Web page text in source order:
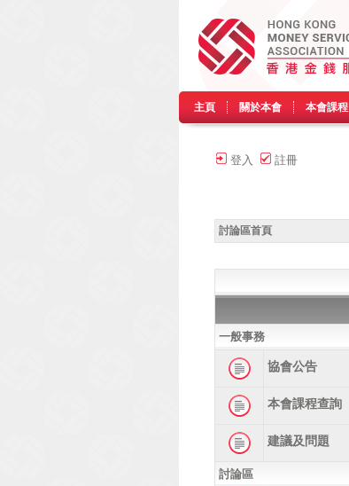
主頁 關於本會 本會課程
登入 註冊
討論區首頁
一般事務
協會公告
本會課程查詢
建議及問題
討論區